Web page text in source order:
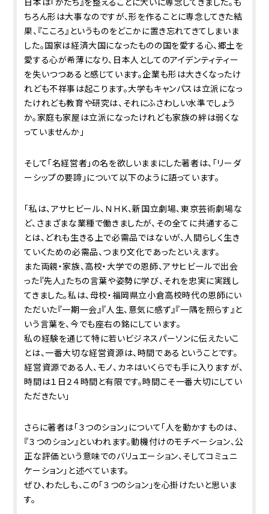
ちろん形は大事なのですが、形を作ることに専念してきた結
果、『こころ』というものをどこかに置き忘れてきてしまいま
した。国家は経済大国になったものの国を愛する心、郷土を
愛する心が希薄になり、日本人としてのアイデンティティー
を失いつつあると感じています。企業も形は大きくなったけ
れども不祥事は起こります。大学もキャンパスは立派になっ
たけれども教育や研究は、それにふさわしい水準でしょう
か。家庭も家屋は立派になったけれども家族の絆は弱くな
っていませんか」
そして「名経営者」の名を欲しいままにした著者は、「リーダ
ーシップの要諦」について以下のように語っています。
「私は、アサヒビール、ＮＨＫ、新国立劇場、東京芸術劇場な
ど、さまざまな業種で働きましたが、その全てに共通するこ
とは、どれも生きる上で必需品ではないが、人間らしく生き
ていくための必需品、つまり文化であったといえます。
また両親・家族、高校・大学での恩師、アサヒビールで出会
った『先人』たちの言葉や姿勢に学び、それを忠実に実践し
てきました。私は、母校・福岡県立小倉高校時代の恩師にい
ただいた『一期一会』『人生、意気に感ず』『一隅を照らす』と
いう言葉を、今でも座右の銘にしています。
私の経験を通じて特に若いビジネスパーソンに伝えたいこ
とは、一番大切な経営資源は、時間であるということです。
経営資源である人、モノ、カネはいくらでも手に入りますが、
時間は１日２４時間と有限です。時間こそ一番大切にしてい
ただきたい」
さらに著者は「３つのション」について「人を動かすものは、
『３つのション』といわれます。動機付けのモチベーション、公
正な評価という意味でのバリュエーション、そしてコミュニ
ケーション」と述べています。
ぜひ、わたしも、この「３つのション」を心掛けたいと思いま
す。